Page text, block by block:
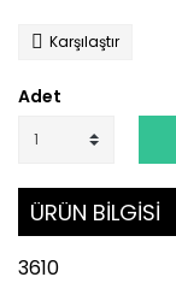
Karşılaştır
Adet
ÜRÜN BİLGİSİ
3610